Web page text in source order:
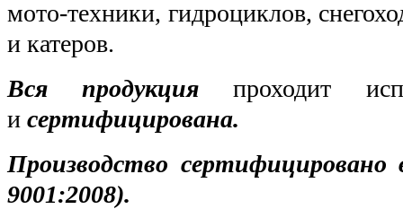
мото-техники, гидроциклов,
и катеров.
Вся продукция проходит
и сертифицирована.
Производство
9001:2008).